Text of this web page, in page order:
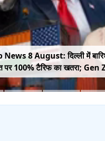
News 8 August: दिल्ली में
पर 100% टैरिफ का खतरा; Gen